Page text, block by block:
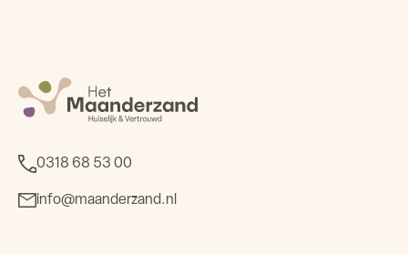
0318 68 53 00
info@maanderzand.nl